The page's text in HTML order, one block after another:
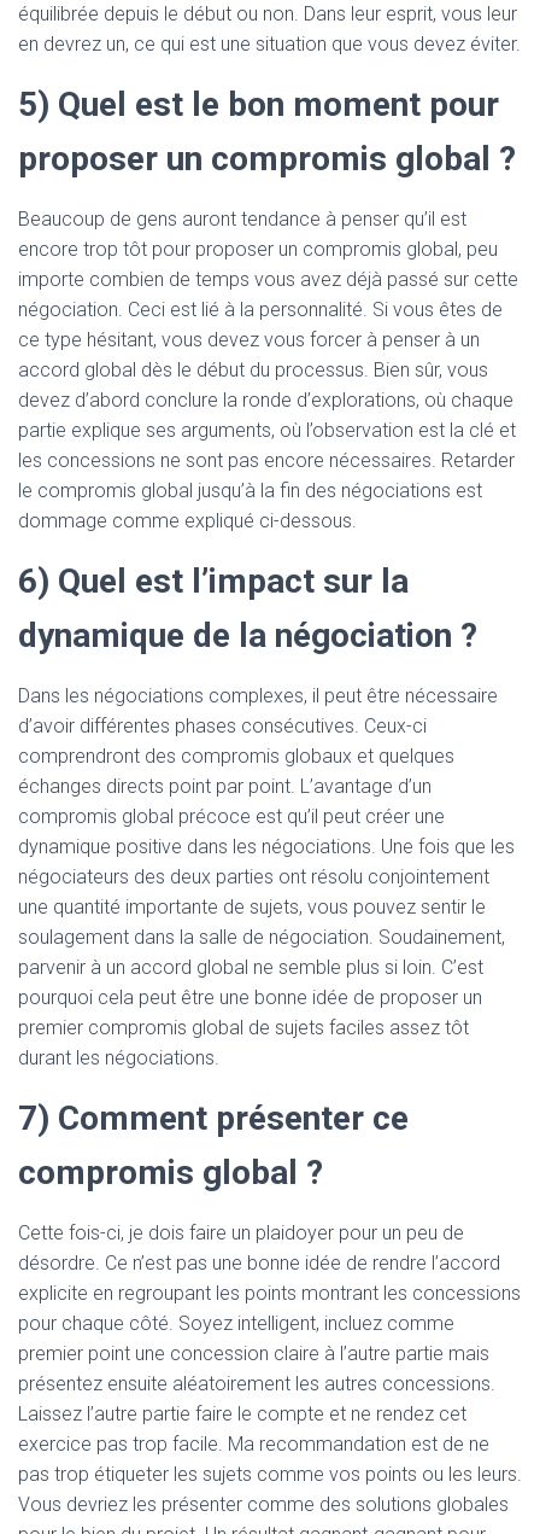
équilibrée depuis le début ou non. Dans leur esprit, vous leur
en devrez un, ce qui est une situation que vous devez éviter.
5) Quel est le bon moment pour
proposer un compromis global ?
Beaucoup de gens auront tendance à penser qu’il est
encore trop tôt pour proposer un compromis global, peu
importe combien de temps vous avez déjà passé sur cette
négociation. Ceci est lié à la personnalité. Si vous êtes de
ce type hésitant, vous devez vous forcer à penser à un
accord global dès le début du processus. Bien sûr, vous
devez d’abord conclure la ronde d’explorations, où chaque
partie explique ses arguments, où l’observation est la clé et
les concessions ne sont pas encore nécessaires. Retarder
le compromis global jusqu’à la fin des négociations est
dommage comme expliqué ci-dessous.
6) Quel est l’impact sur la
dynamique de la négociation ?
Dans les négociations complexes, il peut être nécessaire
d’avoir différentes phases consécutives. Ceux-ci
comprendront des compromis globaux et quelques
échanges directs point par point. L’avantage d’un
compromis global précoce est qu’il peut créer une
dynamique positive dans les négociations. Une fois que les
négociateurs des deux parties ont résolu conjointement
une quantité importante de sujets, vous pouvez sentir le
soulagement dans la salle de négociation. Soudainement,
parvenir à un accord global ne semble plus si loin. C’est
pourquoi cela peut être une bonne idée de proposer un
premier compromis global de sujets faciles assez tôt
durant les négociations.
7) Comment présenter ce
compromis global ?
Cette fois-ci, je dois faire un plaidoyer pour un peu de
désordre. Ce n’est pas une bonne idée de rendre l’accord
explicite en regroupant les points montrant les concessions
pour chaque côté. Soyez intelligent, incluez comme
premier point une concession claire à l’autre partie mais
présentez ensuite aléatoirement les autres concessions.
Laissez l’autre partie faire le compte et ne rendez cet
exercice pas trop facile. Ma recommandation est de ne
pas trop étiqueter les sujets comme vos points ou les leurs.
Vous devriez les présenter comme des solutions globales